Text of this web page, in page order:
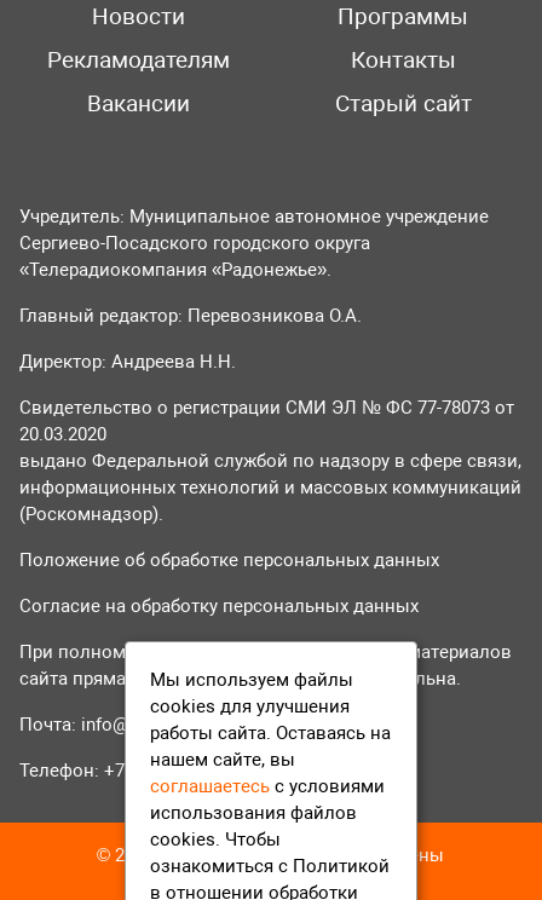
Новости
Программы
Рекламодателям
Контакты
Вакансии
Старый сайт
Учредитель: Муниципальное автономное учреждение
Сергиево-Посадского городского округа
«Телерадиокомпания «Радонежье».
Главный редактор: Перевозникова О.А.
Директор: Андреева Н.Н.
Свидетельство о регистрации СМИ ЭЛ № ФС 77-78073 от
20.03.2020
выдано Федеральной службой по надзору в сфере связи,
информационных технологий и массовых коммуникаций
(Роскомнадзор).
Положение об обработке персональных данных
Согласие на обработку персональных данных
При полном или частичном использовании материалов
сайта прямая гиперссылка на tvr24.tv обязательна.
Почта: info@tvr24.tv
Телефон: +7 (496) 551-04-95
© 2016-2023 ТВР24 Все права защищены
Мы используем файлы
cookies для улучшения
работы сайта. Оставаясь на
нашем сайте, вы
соглашаетесь с условиями
использования файлов
cookies. Чтобы
ознакомиться с Политикой
в отношении обработки